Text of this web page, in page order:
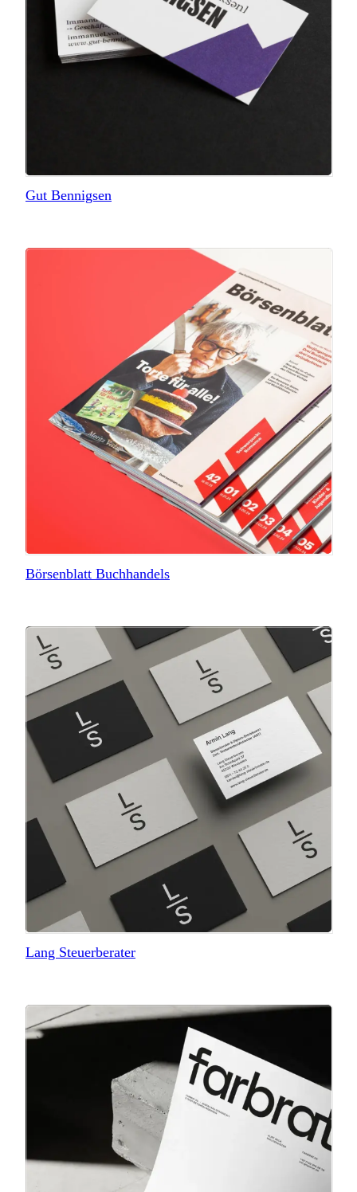
Gut Bennigsen
Börsenblatt Buchhandels
Lang Steuerberater